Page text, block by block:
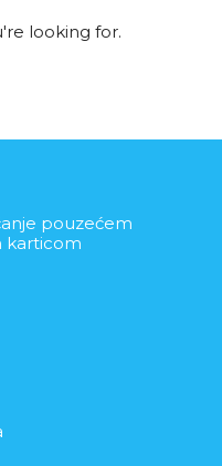
looking for.
pouzećem
karticom